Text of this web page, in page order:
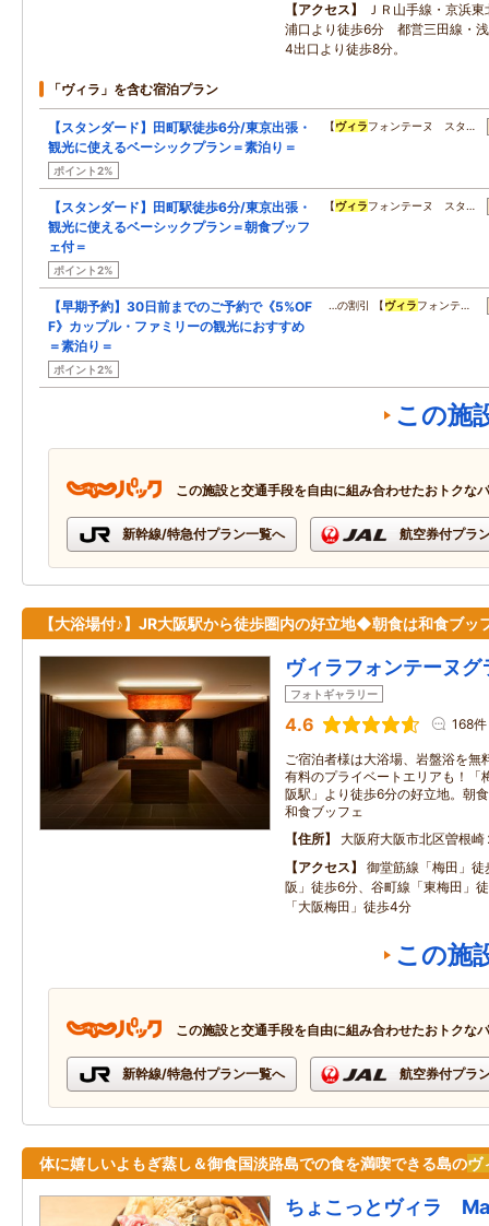
アクセス
ＪＲ山手線・京浜
浦口より徒歩6分 都営三田線・
4出口より徒歩8分。
「ヴィラ」を含む宿泊プラン
【スタンダード】田町駅徒歩6分/東京出張・
観光に使えるベーシックプラン＝素泊り＝
ポイント2%
【ヴィラフォンテーヌ スタ…
【スタンダード】田町駅徒歩6分/東京出張・
観光に使えるベーシックプラン＝朝食ブッフ
ェ付＝
ポイント2%
【ヴィラフォンテーヌ スタ…
【早期予約】30日前までのご予約で《5%OF
F》カップル・ファミリーの観光におすすめ
＝素泊り＝
ポイント2%
…の割引 【ヴィラフォンテ…
この施
この施設と交通手段を自由に組み合わせたおトクな
新幹線/特急付プラン一覧へ 航空券付プラ
【大浴場付♪】JR大阪駅から徒歩圏内の好立地◆朝食は和食ブッ
ヴィラフォンテーヌ
フォトギャラリー
4.6 168件
ご宿泊者様は大浴場、岩盤浴を無
有料のプライベートエリアも！「
阪駅」より徒歩6分の好立地。朝
和食ブッフェ
住所
大阪府大阪市北区曽根崎
アクセス
御堂筋線「梅田」
阪」徒歩6分、谷町線「東梅田」
「大阪梅田」徒歩4分
この施
この施設と交通手段を自由に組み合わせたおトクな
新幹線/特急付プラン一覧へ 航空券付プラ
体に嬉しいよもぎ蒸し＆御食国淡路島での食を満喫できる島のヴ
ちょこっとヴィラ